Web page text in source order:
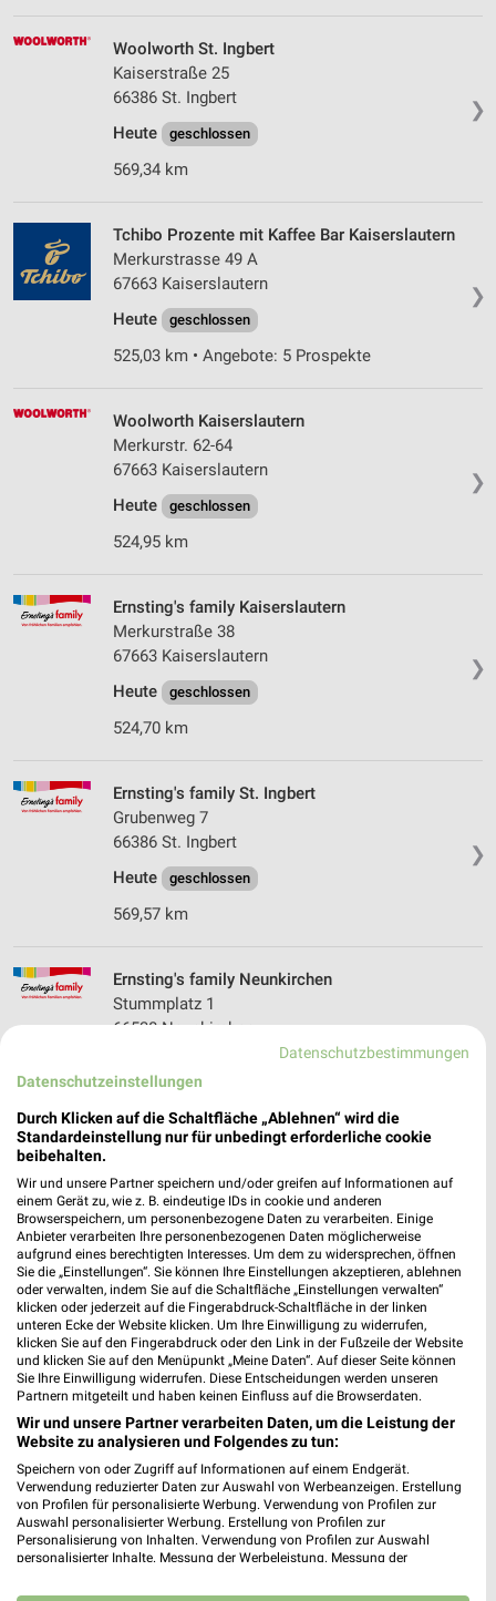
❯
Woolworth St. Ingbert
Kaiserstraße 25
66386 St. Ingbert
Heute
geschlossen
569,34 km
❯
Tchibo Prozente mit Kaffee Bar Kaiserslautern
Merkurstrasse 49 A
67663 Kaiserslautern
Heute
geschlossen
525,03 km • Angebote: 5 Prospekte
❯
Woolworth Kaiserslautern
Merkurstr. 62-64
67663 Kaiserslautern
Heute
geschlossen
524,95 km
❯
Ernsting's family Kaiserslautern
Merkurstraße 38
67663 Kaiserslautern
Heute
geschlossen
524,70 km
❯
Ernsting's family St. Ingbert
Grubenweg 7
66386 St. Ingbert
Heute
geschlossen
569,57 km
❯
Ernsting's family Neunkirchen
Stummplatz 1
66538 Neunkirchen
Zollamtstraße 28
67663 Kaiserslautern
522,80 km
Woolworth Neunkirchen
Bliespromenade 5
66538 Neunkirchen
Heute geschlossen
560,71 km
Tchibo Filiale mit Kaffee Bar Neunkirchen
Stummstrasse 2
66538 Neunkirchen
Datenschutzbestimmungen
Datenschutzeinstellungen
Durch Klicken auf die Schaltfläche „Ablehnen“ wird die
Standardeinstellung nur für unbedingt erforderliche cookie
beibehalten.
Wir und unsere Partner speichern und/oder greifen auf Informationen auf
einem Gerät zu, wie z. B. eindeutige IDs in cookie und anderen
Browserspeichern, um personenbezogene Daten zu verarbeiten. Einige
Anbieter verarbeiten Ihre personenbezogenen Daten möglicherweise
aufgrund eines berechtigten Interesses. Um dem zu widersprechen, öffnen
Sie die „Einstellungen“. Sie können Ihre Einstellungen akzeptieren, ablehnen
oder verwalten, indem Sie auf die Schaltfläche „Einstellungen verwalten“
klicken oder jederzeit auf die Fingerabdruck-Schaltfläche in der linken
unteren Ecke der Website klicken. Um Ihre Einwilligung zu widerrufen,
klicken Sie auf den Fingerabdruck oder den Link in der Fußzeile der Website
und klicken Sie auf den Menüpunkt „Meine Daten“. Auf dieser Seite können
Sie Ihre Einwilligung widerrufen. Diese Entscheidungen werden unseren
Partnern mitgeteilt und haben keinen Einfluss auf die Browserdaten.
Wir und unsere Partner verarbeiten Daten, um die Leistung der
Website zu analysieren und Folgendes zu tun:
Speichern von oder Zugriff auf Informationen auf einem Endgerät.
Verwendung reduzierter Daten zur Auswahl von Werbeanzeigen. Erstellung
von Profilen für personalisierte Werbung. Verwendung von Profilen zur
Auswahl personalisierter Werbung. Erstellung von Profilen zur
Personalisierung von Inhalten. Verwendung von Profilen zur Auswahl
personalisierter Inhalte. Messung der Werbeleistung. Messung der
Kombinationen von Daten aus verschiedenen Quellen. Entwicklung und